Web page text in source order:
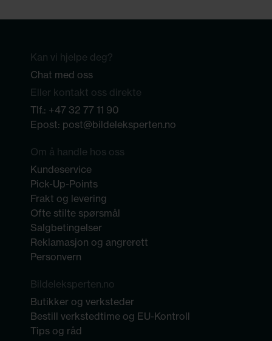
Kan vi hjelpe deg?
Chat med oss
Eller kontakt oss direkte
Tlf.: +47 32 77 11 90
Epost: post@bildeleksperten.no
Om å handle hos oss
Kundeservice
Pick-Up-Points
Frakt og levering
Ofte stilte spørsmål
Salgbetingelser
Reklamasjon og angrerett
Personvern
Bildeleksperten.no
Butikker og verksteder
Bestill verkstedtime og EU-Kontroll
Tips og råd